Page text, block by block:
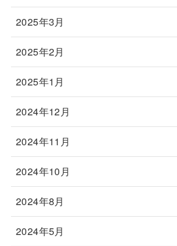
2025年3月
2025年2月
2025年1月
2024年12月
2024年11月
2024年10月
2024年8月
2024年5月